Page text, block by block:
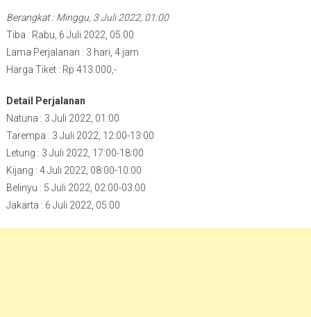
Berangkat : Minggu, 3 Juli 2022, 01:00
Tiba : Rabu, 6 Juli 2022, 05:00
Lama Perjalanan : 3 hari, 4 jam
Harga Tiket : Rp 413.000,-
Detail Perjalanan
Natuna : 3 Juli 2022, 01:00
Tarempa : 3 Juli 2022, 12:00-13:00
Letung : 3 Juli 2022, 17:00-18:00
Kijang : 4 Juli 2022, 08:00-10:00
Belinyu : 5 Juli 2022, 02:00-03:00
Jakarta : 6 Juli 2022, 05:00